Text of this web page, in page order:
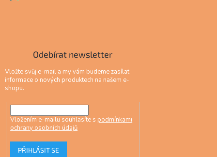
Odebírat newsletter
Vložte svůj e-mail a my vám budeme zasílat
informace o nových produktech na našem e-
shopu.
Vložením e-mailu souhlasíte s podmínkami
ochrany osobních údajů
PŘIHLÁSIT SE